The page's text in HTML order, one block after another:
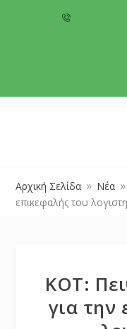
Αρχική Σελίδα 9 Νέα 9
επικεφαλής του
ΚΟΤ:
για την